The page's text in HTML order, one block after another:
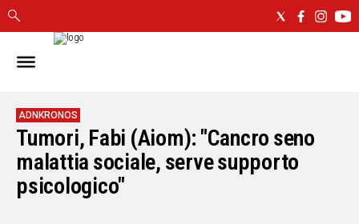
IN
CAGLIARI
SASSARI
NUORO
ORISTANO
SULCIS
ADNKRONOS
Tumori, Fabi (Aiom): "Cancro seno
malattia sociale, serve supporto
psicologico"